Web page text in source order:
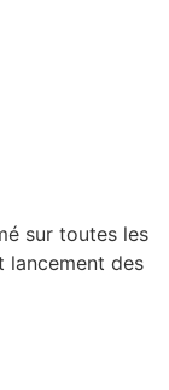
sur toutes les
lancement des